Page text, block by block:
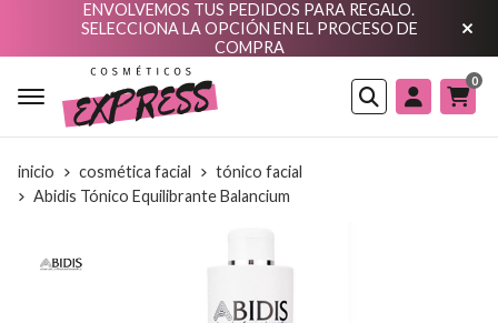
ENVOLVEMOS TUS PEDIDOS PARA REGALO.
SELECCIONA LA OPCIÓN EN EL PROCESO DE
COMPRA
Buscar
0
inicio cosmética facial
tónico facial
Abidis Tónico Equilibrante Balancium